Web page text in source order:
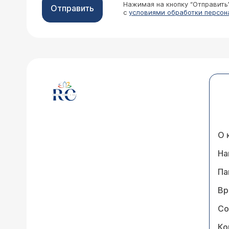
Отправить
Нажимая на кнопку
с условиями обработки
О